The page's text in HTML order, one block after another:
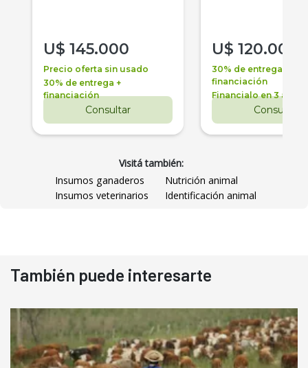
U$ 145.000
Precio oferta sin usado
30% de entrega +
financiación
Consultar
U$ 120.000
30% de entrega +
financiación
Financialo en 3 años
Consultar
Visitá también:
Insumos ganaderos
Nutrición animal
Insumos veterinarios
Identificación animal
También puede interesarte